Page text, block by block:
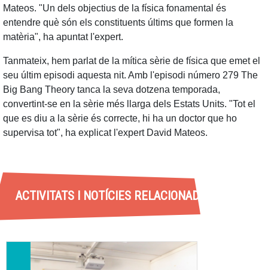
Mateos. "Un dels objectius de la física fonamental és
entendre què són els constituents últims que formen la
matèria", ha apuntat l'expert.
Tanmateix, hem parlat de la mítica sèrie de física que emet el
seu últim episodi aquesta nit. Amb l'episodi número 279 The
Big Bang Theory tanca la seva dotzena temporada,
convertint-se en la sèrie més llarga dels Estats Units. "Tot el
que es diu a la sèrie és correcte, hi ha un doctor que ho
supervisa tot", ha explicat l'expert David Mateos.
ACTIVITATS I NOTÍCIES RELACIONADES